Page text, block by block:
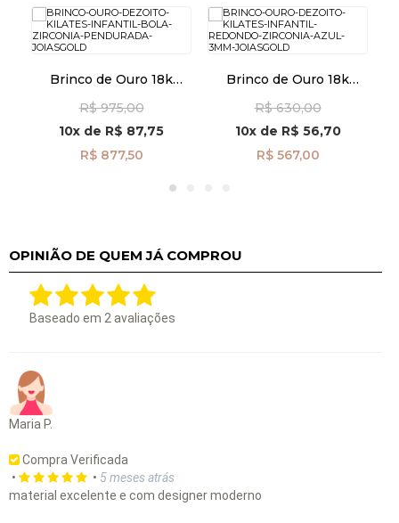
Brinco de Ouro 18k
Zircônia Pendurada
br29496
R$ 975,00
10x de R$ 87,75
R$ 877,50
Brinco de Ouro 18k
Zircônia Azul de 3mm
br29515
R$ 630,00
10xde R$ 56,70
R$ 567,00
OPINIÃO DE QUEM JÁ COMPROU
Baseado em 2avaliações
Maria P.
Compra Verificada
•
• 5 meses atrás
material excelente e com designer moderno